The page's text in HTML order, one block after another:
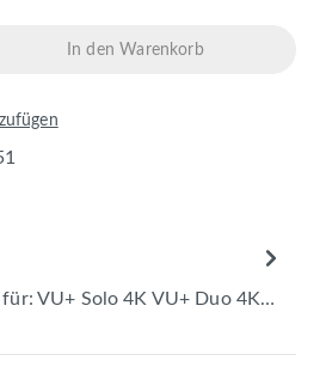
den gewünschten
In den Warenkorb
VU+ Solo 4K VU+ Duo 4K…